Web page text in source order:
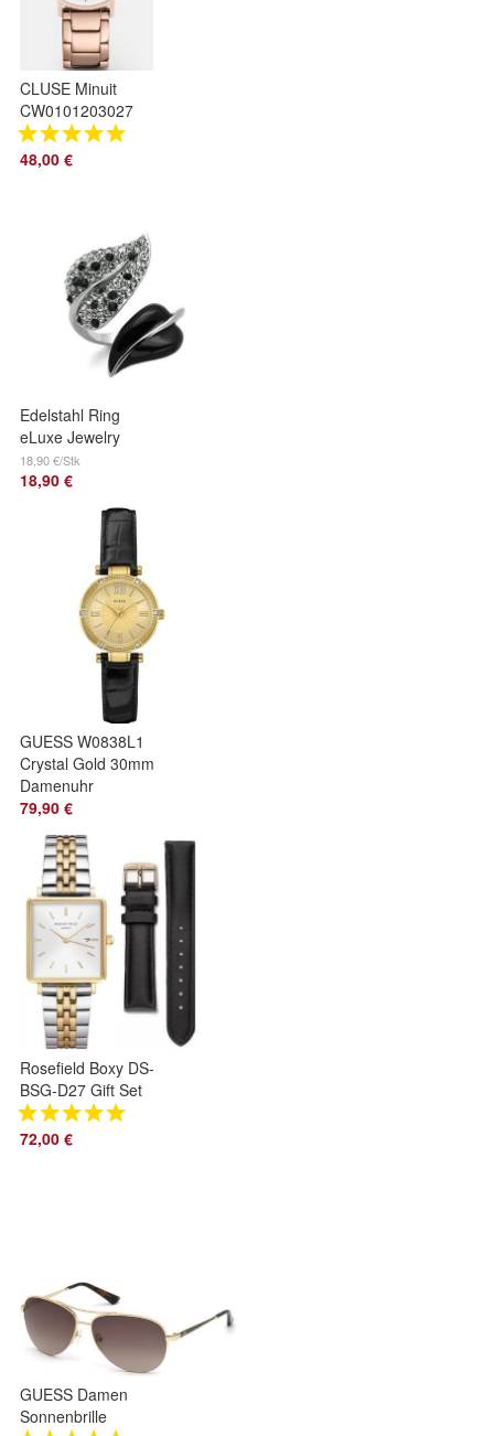
CLUSE Minuit
CW0101203027
33mm Roségold
Damenuhr
48,00 €
Edelstahl Ring
eLuxe Jewelry
SR1678 mit
Kristallen Gr.
18,90 €/Stk
18,90 €
GUESS W0838L1
Crystal Gold 30mm
Damenuhr
79,90 €
Rosefield Boxy DS-
BSG-D27 Gift Set
Gold Silber Schwarz
26mm
72,00 €
GUESS Damen
Sonnenbrille